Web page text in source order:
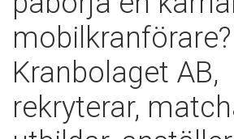
Kranbolaget AB,
rekryterar,